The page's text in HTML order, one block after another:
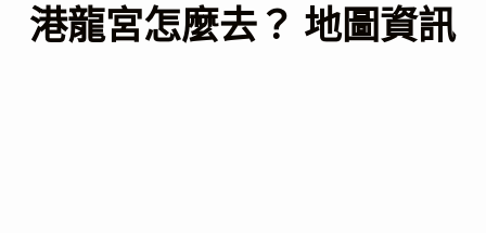
港龍宮怎麼去？ 地圖資訊